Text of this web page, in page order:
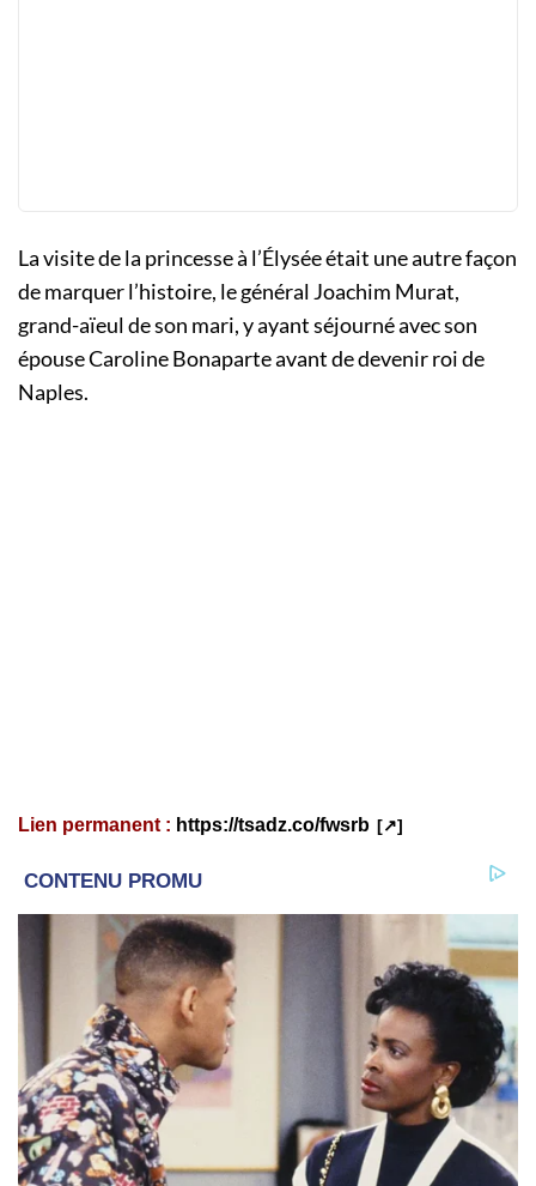
La visite de la princesse à l’Élysée était une autre façon
de marquer l’histoire, le général Joachim Murat,
grand-aïeul de son mari, y ayant séjourné avec son
épouse Caroline Bonaparte avant de devenir roi de
Naples.
Lien permanent : https://tsadz.co/fwsrb